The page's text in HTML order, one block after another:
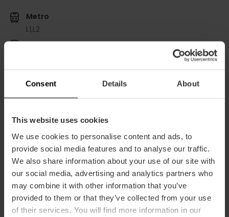
Consent Details About
This website uses cookies
We use cookies to personalise content and ads, to
provide social media features and to analyse our traffic.
We also share information about your use of our site with
our social media, advertising and analytics partners who
may combine it with other information that you’ve
provided to them or that they’ve collected from your use
of their services. You will find more information in our
Metro
L1,L2
Bus
Beneficencia, C/ de la Corona, 36, 46003 Valencia,
España